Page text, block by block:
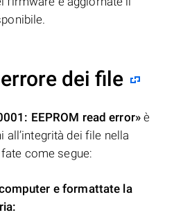
dei file
EEPROM read error» è
all’integrità dei file nella
fate come segue:
e formattate la